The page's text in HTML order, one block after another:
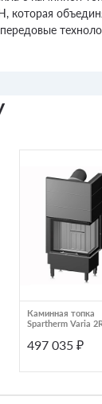
которая
Каминная топка
Spartherm Varia
497 035 ₽